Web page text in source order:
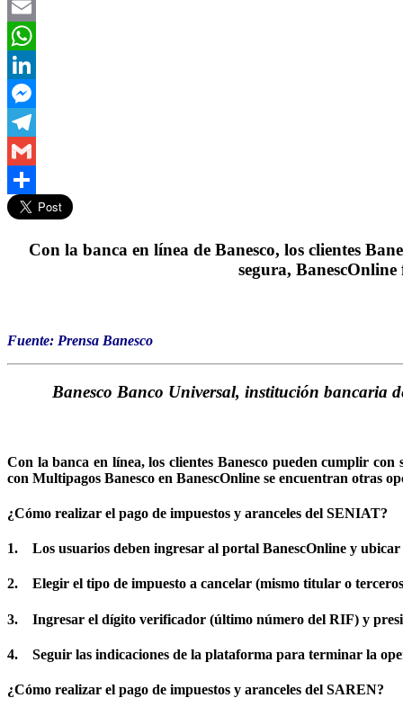
Twitter
Email
WhatsApp
LinkedIn
Messenger
Telegram
Gmail
Compartir
Con la banca en línea de Banesco, los clientes
segura,
Fuente: Prensa Banesco
Banesco Banco Universal, institución bancaria
Con la banca en línea, los clientes Banesco pueden cumplir
con Multipagos Banesco en BanescOnline se encuentran otras
¿Cómo realizar el pago de impuestos y aranceles del SENIAT?
1. Los usuarios deben ingresar al portal BanescOnline y ubicar
2. Elegir el tipo de impuesto a cancelar (mismo titular o
3. Ingresar el dígito verificador (último número del RIF) y
4. Seguir las indicaciones de la plataforma para terminar la
¿Cómo realizar el pago de impuestos y aranceles del SAREN?